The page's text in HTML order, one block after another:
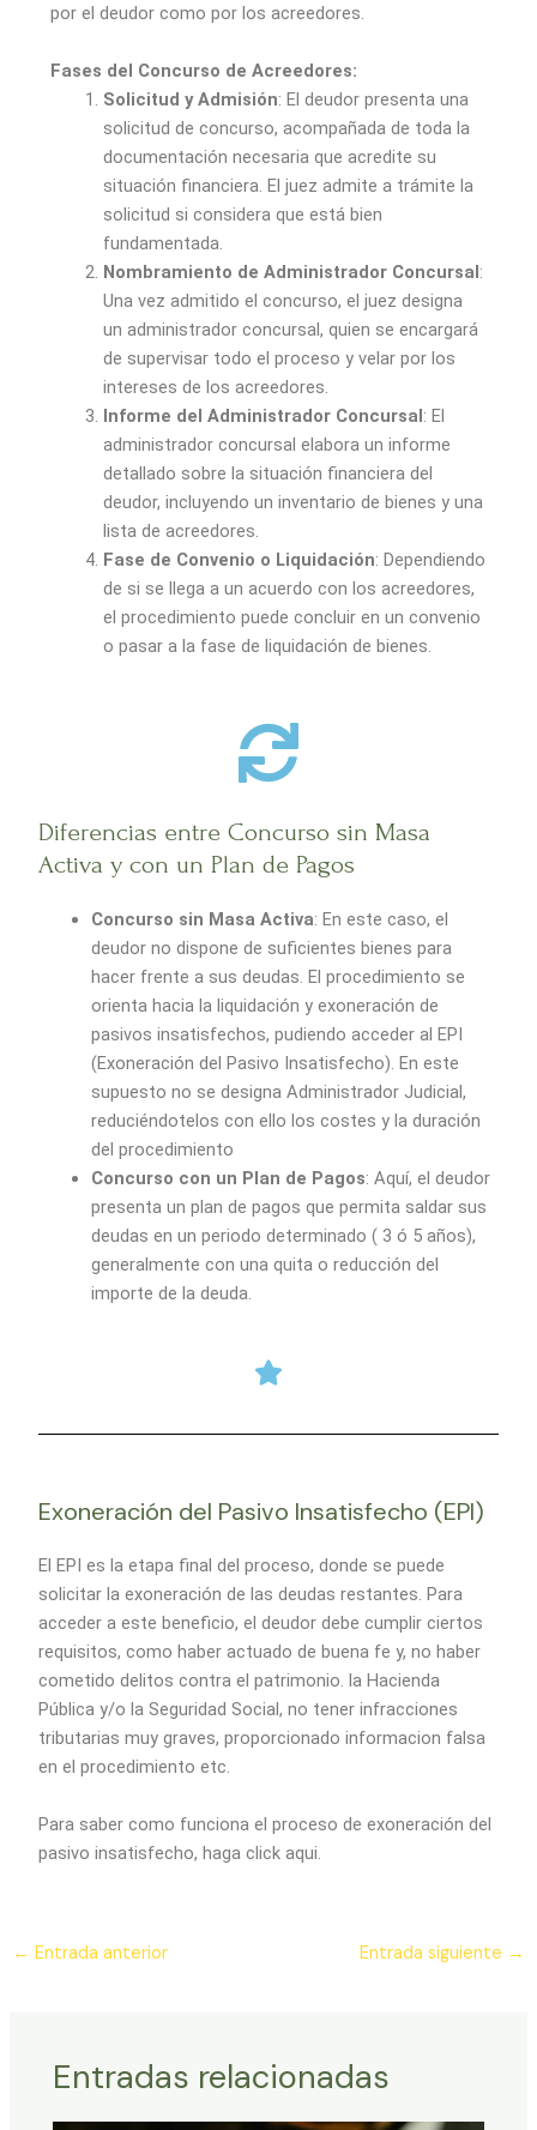
por el deudor como por los acreedores.
Fases del Concurso de Acreedores:
Solicitud y Admisión: El deudor presenta una
solicitud de concurso, acompañada de toda la
documentación necesaria que acredite su
situación financiera. El juez admite a trámite la
solicitud si considera que está bien
fundamentada.
Nombramiento de Administrador Concursal:
Una vez admitido el concurso, el juez designa
un administrador concursal, quien se encargará
de supervisar todo el proceso y velar por los
intereses de los acreedores.
Informe del Administrador Concursal: El
administrador concursal elabora un informe
detallado sobre la situación financiera del
deudor, incluyendo un inventario de bienes y una
lista de acreedores.
Fase de Convenio o Liquidación: Dependiendo
de si se llega a un acuerdo con los acreedores,
el procedimiento puede concluir en un convenio
o pasar a la fase de liquidación de bienes.
Diferencias entre Concurso sin Masa
Activa y con un Plan de Pagos
Concurso sin Masa Activa: En este caso, el
deudor no dispone de suficientes bienes para
hacer frente a sus deudas. El procedimiento se
orienta hacia la liquidación y exoneración de
pasivos insatisfechos, pudiendo acceder al EPI
(Exoneración del Pasivo Insatisfecho). En este
supuesto no se designa Administrador Judicial,
reduciéndotelos con ello los costes y la duración
del procedimiento
Concurso con un Plan de Pagos: Aquí, el deudor
presenta un plan de pagos que permita saldar sus
deudas en un periodo determinado ( 3 ó 5 años),
generalmente con una quita o reducción del
importe de la deuda.
Exoneración del Pasivo Insatisfecho (EPI)
El EPI es la etapa final del proceso, donde se puede
solicitar la exoneración de las deudas restantes. Para
acceder a este beneficio, el deudor debe cumplir ciertos
requisitos, como haber actuado de buena fe y, no haber
cometido delitos contra el patrimonio. la Hacienda
Pública y/o la Seguridad Social, no tener infracciones
tributarias muy graves, proporcionado informacion falsa
en el procedimiento etc.
Para saber como funciona el proceso de exoneración del
pasivo insatisfecho, haga click aqui.
← Entrada anterior Entrada siguiente →
Entradas relacionadas